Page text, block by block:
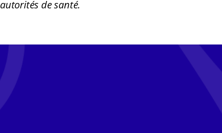
autorités de santé.
Tous les mois, recevez l'actualité